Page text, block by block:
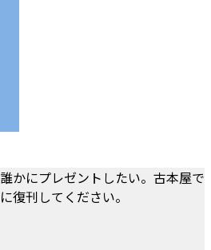
かにプレゼントしたい。古本屋で
復刊してください。